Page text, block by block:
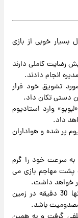
بسیار خوبی از بازی
رضایت کاملی دارند
انجام دادند.
تشویق خود قرار
دستی تکان داد.
وارد استادیوم
داد.
پر شده و هواداران
به سرعت خود را گرم
پشت مهاجم بازی می
خواهد داشت.
* تعویض اورونوف در حالی انجام شد که او تنها 30 دقیقه در زمین
باشد.